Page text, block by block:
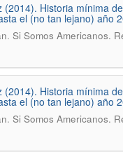
(2014). Historia mínima
el (no tan lejano) año
. Si Somos Americanos.
(2014). Historia mínima
el (no tan lejano) año
. Si Somos Americanos.